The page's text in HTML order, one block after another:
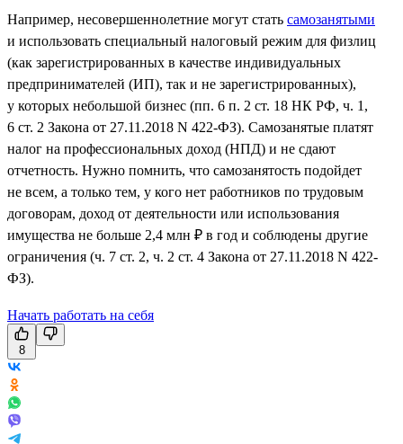
Например, несовершеннолетние могут стать самозанятыми
и использовать специальный налоговый режим для физлиц
(как зарегистрированных в качестве индивидуальных
предпринимателей (ИП), так и не зарегистрированных),
у которых небольшой бизнес (пп. 6 п. 2 ст. 18 НК РФ, ч. 1,
6 ст. 2 Закона от 27.11.2018 N 422-ФЗ). Самозанятые платят
налог на профессиональных доход (НПД) и не сдают
отчетность. Нужно помнить, что самозанятость подойдет
не всем, а только тем, у кого нет работников по трудовым
договорам, доход от деятельности или использования
имущества не больше 2,4 млн ₽ в год и соблюдены другие
ограничения (ч. 7 ст. 2, ч. 2 ст. 4 Закона от 27.11.2018 N 422-
ФЗ).
Начать работать на себя
8